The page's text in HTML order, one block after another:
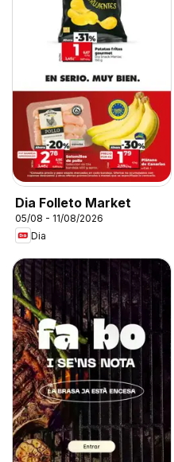
Dia Folleto Market
05/08 - 11/08/2026
Dia